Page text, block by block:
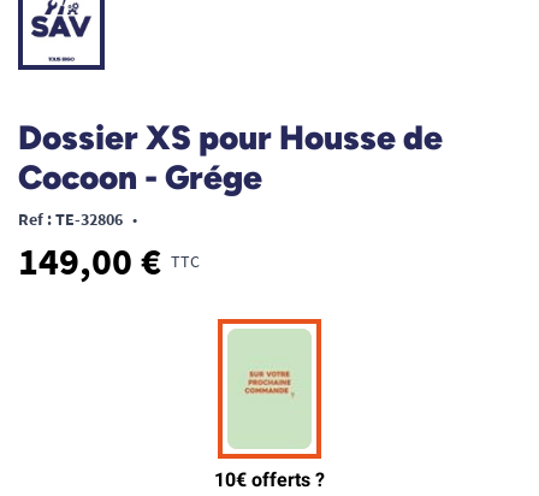
Dossier XS pour Housse de
Cocoon - Grége
Ref : TE-32806 •
149,00 € TTC